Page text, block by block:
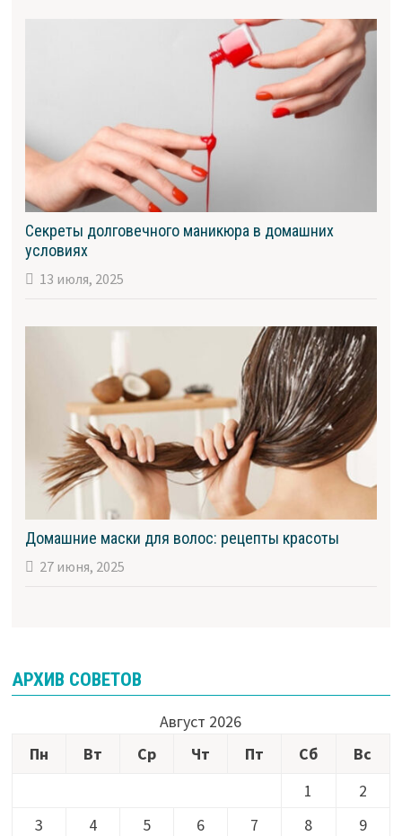
Секреты долговечного маникюра в домашних
условиях
13 июля, 2025
Домашние маски для волос: рецепты красоты
27 июня, 2025
АРХИВ СОВЕТОВ
Август 2026
Пн
Вт Ср Чт Пт Сб
Вс
1
2
3
4 5 6 7 8 9